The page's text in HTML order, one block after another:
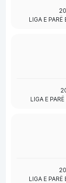
LIGA E
LIGA E
LIGA E